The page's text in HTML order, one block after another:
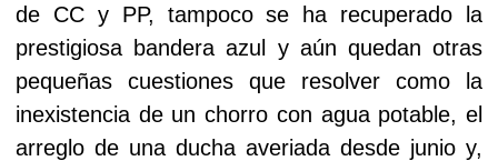
de CC y PP, tampoco se ha recuperado la
prestigiosa bandera azul y aún quedan otras
pequeñas cuestiones que resolver como la
inexistencia de un chorro con agua potable, el
arreglo de una ducha averiada desde junio y,